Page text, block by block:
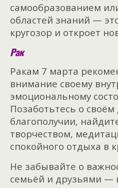
самообразованием
областей знаний —
кругозор и откроет
Рак
Ракам 7 марта
внимание своему
эмоциональному
Позаботьтесь о
благополучии,
творчеством,
спокойного отдыха в
Не забывайте о
семьёй и друзьями —